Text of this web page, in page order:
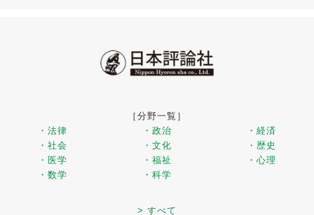
［分野一覧］
・法律
・政治
・経済
・社会
・文化
・歴史
・医学
・福祉
・心理
・数学
・科学
> すべて